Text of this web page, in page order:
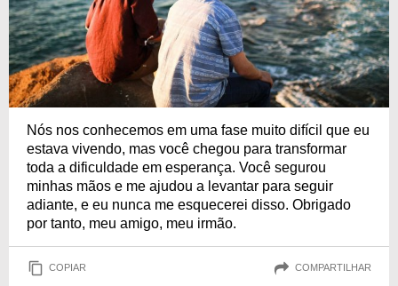
Nós nos conhecemos em uma fase muito difícil que eu
estava vivendo, mas você chegou para transformar
toda a dificuldade em esperança. Você segurou
minhas mãos e me ajudou a levantar para seguir
adiante, e eu nunca me esquecerei disso. Obrigado
por tanto, meu amigo, meu irmão.
COPIAR COMPARTILHAR